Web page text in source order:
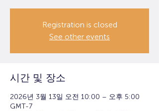
Registration is closed
See other events
시간 및 장소
2026년 3월 13일 오전 10:00 – 오후 5:00
GMT-7